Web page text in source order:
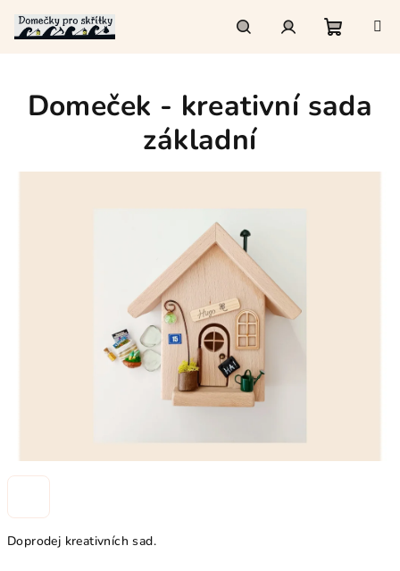
obsah
košík
Doprodej kreativních sad.
Domeček - kreativní sada
základní